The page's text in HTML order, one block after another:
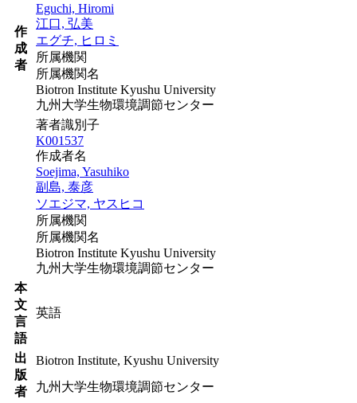
作
成
者
Eguchi, Hiromi
江口, 弘美
エグチ, ヒロミ
所属機関
所属機関名
Biotron Institute Kyushu University
九州大学生物環境調節センター
著者識別子
K001537
作成者名
Soejima, Yasuhiko
副島, 泰彦
ソエジマ, ヤスヒコ
所属機関
所属機関名
Biotron Institute Kyushu University
九州大学生物環境調節センター
本
文
言
語
英語
出
版
者
Biotron Institute, Kyushu University
九州大学生物環境調節センター